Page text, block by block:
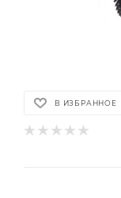
В ИЗБРАННОЕ